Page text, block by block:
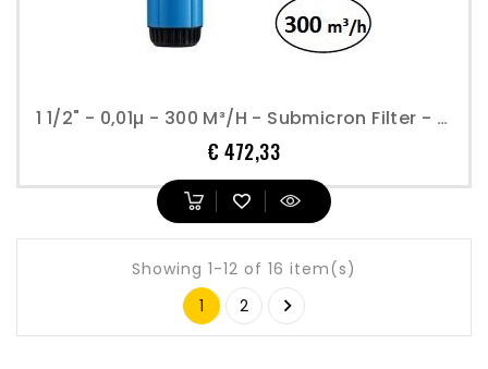
1 1/2" - 0,01µ - 300 M³/h - Submicron Filter - Perslucht
€ 472,33Prijs
Showing 1-12 of 16 item(s)
1
2 